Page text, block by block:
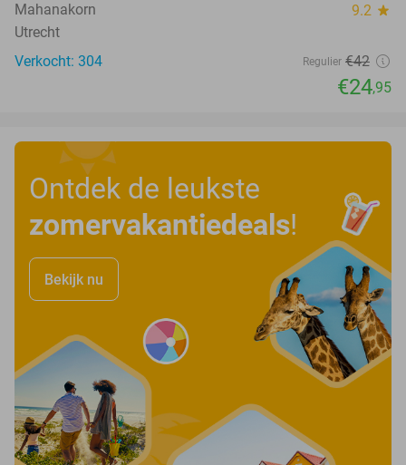
Mahanakorn 9.2 star
Utrecht
Verkocht: 304
Regulier €42
€24,95
Ontdek de leukste
zomervakantiedeals!
Bekijk nu